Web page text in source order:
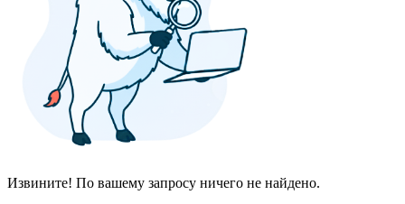
Извините! По вашему запросу ничего не найдено.